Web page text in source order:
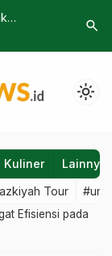
Modus
Hingga
search
light_mode
Kuliner Lainnya
Tour
Efisiensi pada